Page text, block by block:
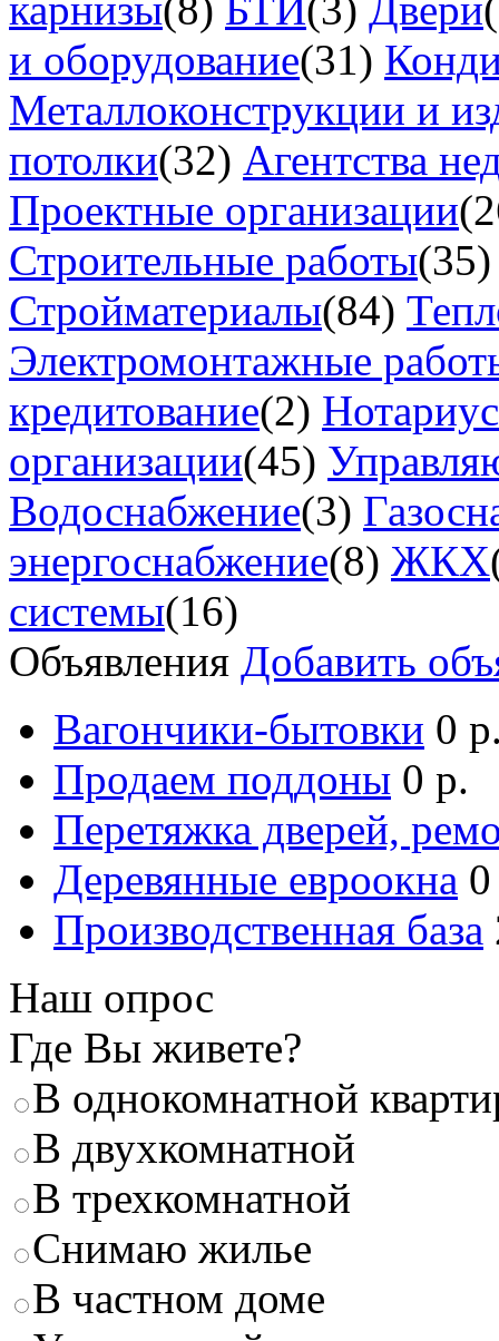
и оборудование(31)
Металлоконструкции и
потолки(32) Агентства
Проектные организации
Строительные работы(35)
Стройматериалы(84)
Электромонтажные
кредитование(2)
организации(45)
Водоснабжение(3)
энергоснабжение(8) ЖКХ
системы(16)
Объявления Добавить
Вагончики-бытовки 0
Продаем поддоны 0 р.
Перетяжка дверей,
Деревянные евроокна
Производственная база
Наш опрос
Где Вы живете?
В однокомнатной
В двухкомнатной
В трехкомнатной
Снимаю жилье
В частном доме